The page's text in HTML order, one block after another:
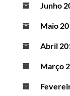
Junho
Maio
Abril
Março